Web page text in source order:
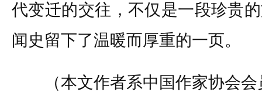
代变迁的交往，不仅是一段珍贵
闻史留下了温暖而厚重的一页。
（本文作者系中国作家协会会